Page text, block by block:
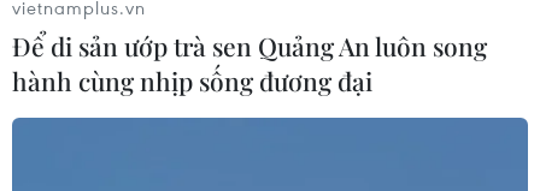
Khắc phục sự cố, kiểm soát hệ thống xả lũ
vietnamplus.vn
Để di sản ướp trà sen Quảng An luôn song
hành cùng nhịp sống đương đại